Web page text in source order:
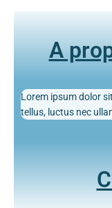
A
Lorem ipsum dolor
tellus, luctus nec